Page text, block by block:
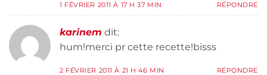
1 FÉVRIER 2011 À 17 H 37 MIN RÉPONDRE
karinem dit:
hum!merci pr cette recette!bisss
2 FÉVRIER 2011 À 21 H 46 MIN RÉPONDRE